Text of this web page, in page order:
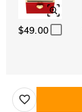
$49.00